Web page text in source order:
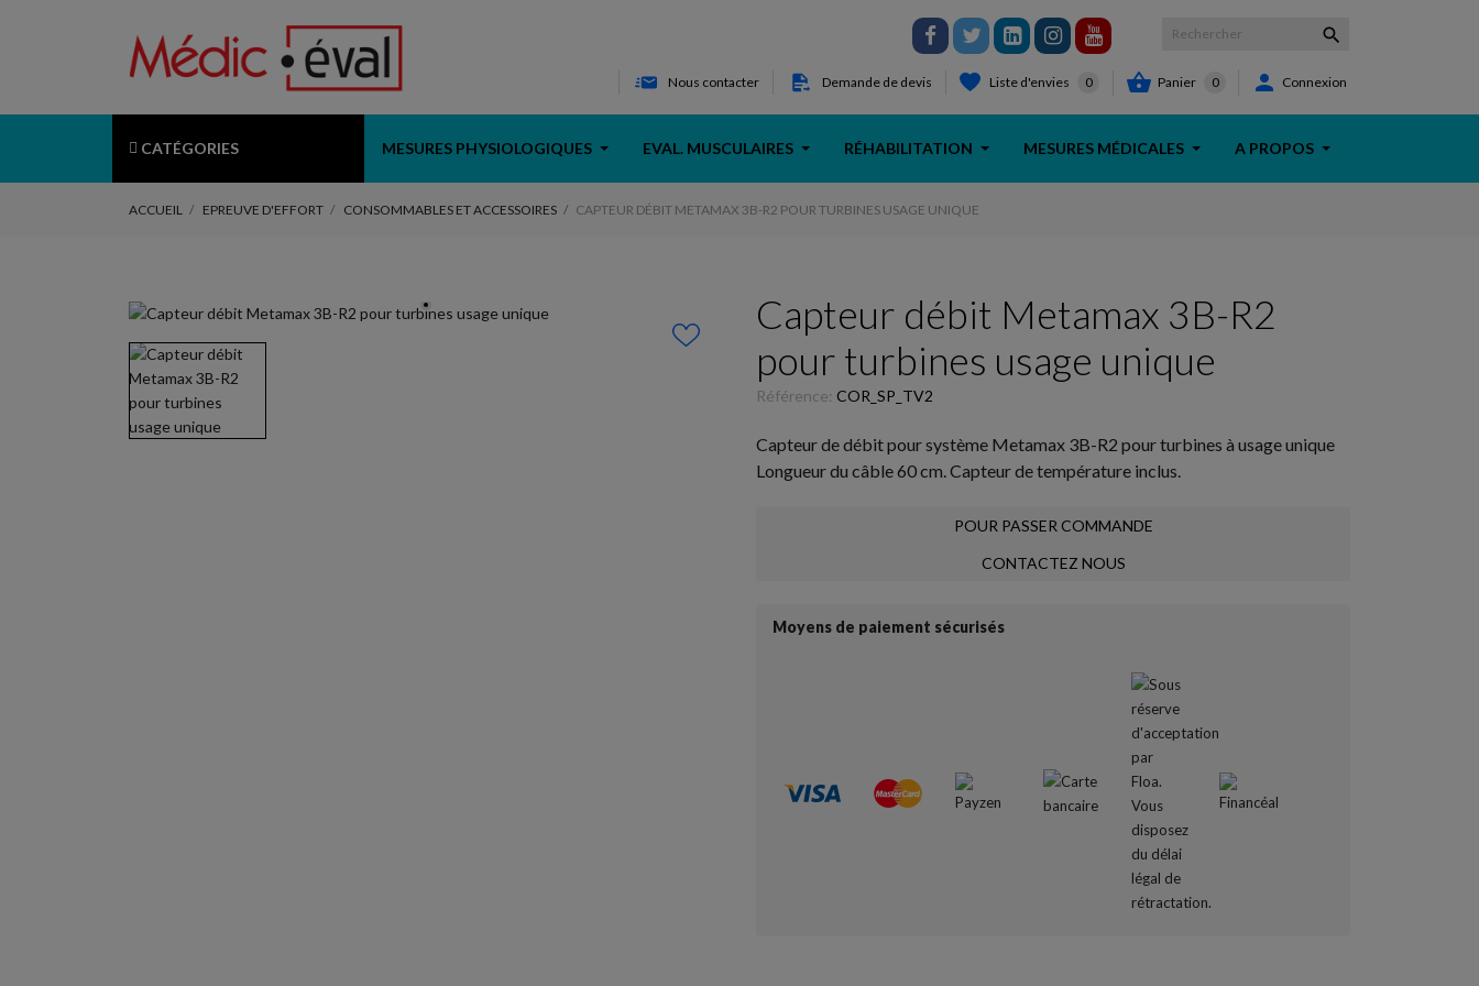

Nous contacter Demande de devis Liste d'envies 0  Panier 0  Connexion
CATÉGORIES MESURES PHYSIOLOGIQUES EVAL. MUSCULAIRES RÉHABILITATION MESURES MÉDICALES A PROPOS
ACCUEIL EPREUVE D'EFFORT CONSOMMABLES ET ACCESSOIRES CAPTEUR DÉBIT METAMAX 3B-R2 POUR TURBINES USAGE UNIQUE
Capteur débit Metamax 3B-R2
pour turbines usage unique
Référence: COR_SP_TV2
Capteur de débit pour système Metamax 3B-R2 pour turbines à usage unique
Longueur du câble 60 cm. Capteur de température inclus.
POUR PASSER COMMANDE
CONTACTEZ NOUS
Moyens de paiement sécurisés